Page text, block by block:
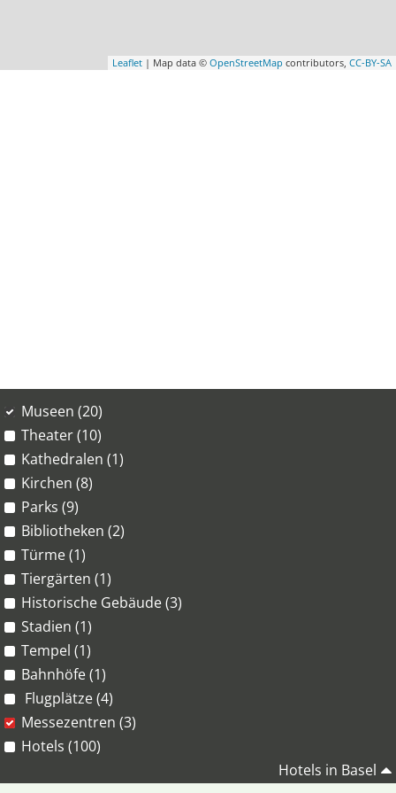
Leaflet | Map data © OpenStreetMap contributors, CC-BY-SA
Museen (20)
Theater (10)
Kathedralen (1)
Kirchen (8)
Parks (9)
Bibliotheken (2)
Türme (1)
Tiergärten (1)
Historische Gebäude (3)
Stadien (1)
Tempel (1)
Bahnhöfe (1)
Flugplätze (4)
Messezentren (3)
Hotels (100)
Hotels in Basel